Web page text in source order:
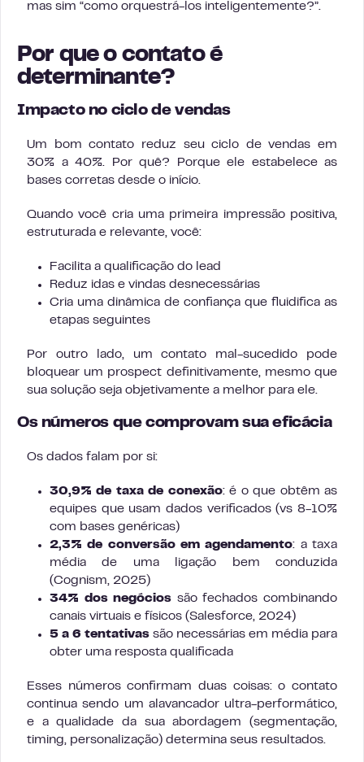
mas sim “como orquestrá-los inteligentemente?”.
Por que o contato é
determinante?
Impacto no ciclo de vendas
Um bom contato reduz seu ciclo de vendas em
30% a 40%. Por quê? Porque ele estabelece as
bases corretas desde o início.
Quando você cria uma primeira impressão positiva,
estruturada e relevante, você:
Facilita a qualificação do lead
Reduz idas e vindas desnecessárias
Cria uma dinâmica de confiança que fluidifica as
etapas seguintes
Por outro lado, um contato mal-sucedido pode
bloquear um prospect definitivamente, mesmo que
sua solução seja objetivamente a melhor para ele.
Os números que comprovam sua eficácia
Os dados falam por si:
30,9% de taxa de conexão: é o que obtêm as
equipes que usam dados verificados (vs 8-10%
com bases genéricas)
2,3% de conversão em agendamento: a taxa
média de uma ligação bem conduzida
(Cognism, 2025)
34% dos negócios são fechados combinando
canais virtuais e físicos (Salesforce, 2024)
5 a 6 tentativas são necessárias em média para
obter uma resposta qualificada
Esses números confirmam duas coisas: o contato
continua sendo um alavancador ultra-performático,
e a qualidade da sua abordagem (segmentação,
timing, personalização) determina seus resultados.